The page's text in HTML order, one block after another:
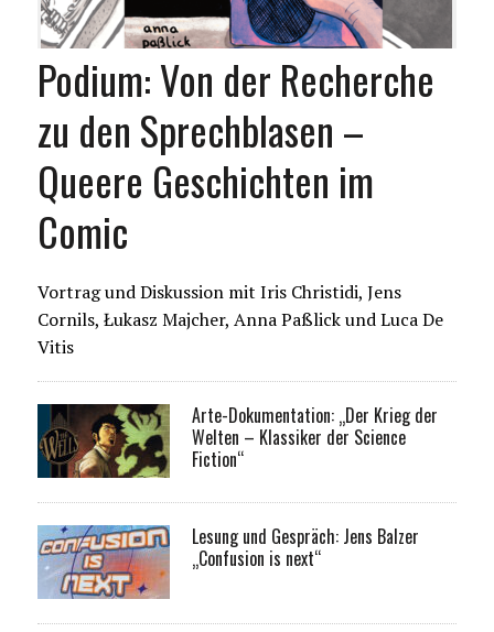
Podium: Von der Recherche
zu den Sprechblasen –
Queere Geschichten im
Comic
Vortrag und Diskussion mit Iris Christidi, Jens
Cornils, Łukasz Majcher, Anna Paßlick und Luca De
Vitis
Arte-Dokumentation: „Der Krieg der
Welten – Klassiker der Science
Fiction“
Lesung und Gespräch: Jens Balzer
„Confusion is next“